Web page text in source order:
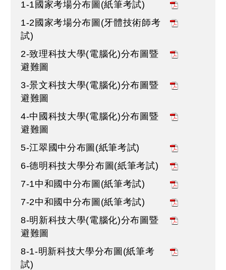
1-1國家考場分布圖(紙筆考試)
1-2國家考場分布圖(牙體技術師考
試)
2-致理科技大學(電腦化)分布圖暨
避難圖
3-景文科技大學(電腦化)分布圖暨
避難圖
4-中國科技大學(電腦化)分布圖暨
避難圖
5-江翠國中分布圖(紙筆考試)
6-德明科技大學分布圖(紙筆考試)
7-1中和國中分布圖(紙筆考試)
7-2中和國中分布圖(紙筆考試)
8-明新科技大學(電腦化)分布圖暨
避難圖
8-1-明新科技大學分布圖(紙筆考
試)